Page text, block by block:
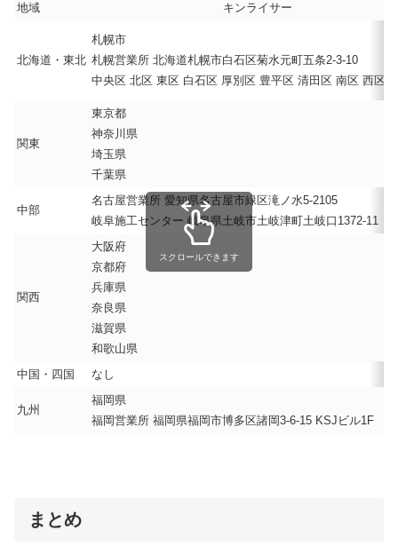
地域 キンライサー
北海道・東北
札幌市
札幌営業所 北海道札幌市白石区菊水元町五条2-3-10
中央区 北区 東区 白石区 厚別区 豊平区 清田区 南区 西区
関東
東京都
神奈川県
埼玉県
千葉県
中部
名古屋営業所 愛知県名古屋市緑区滝ノ水5-2105
岐阜施工センター 岐阜県土岐市土岐津町土岐口1372-11
関西
大阪府
京都府
兵庫県
奈良県
滋賀県
和歌山県
中国・四国
なし
九州
福岡県
福岡営業所 福岡県福岡市博多区諸岡3-6-15 KSJビル1F
スクロールできます
まとめ